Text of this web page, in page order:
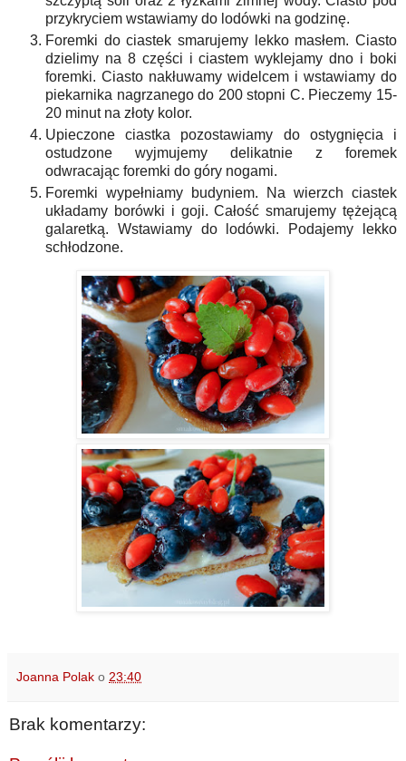
przykryciem wstawiamy do lodówki na godzinę.
Foremki do ciastek smarujemy lekko masłem. Ciasto
dzielimy na 8 części i ciastem wyklejamy dno i boki
foremki. Ciasto nakłuwamy widelcem i wstawiamy do
piekarnika nagrzanego do 200 stopni C. Pieczemy 15-
20 minut na złoty kolor.
Upieczone ciastka pozostawiamy do ostygnięcia i
ostudzone wyjmujemy delikatnie z foremek
odwracając foremki do góry nogami.
Foremki wypełniamy budyniem. Na wierzch ciastek
układamy borówki i goji. Całość smarujemy tężejącą
galaretką. Wstawiamy do lodówki. Podajemy lekko
schłodzone.
Joanna Polak o 23:40
Brak komentarzy: